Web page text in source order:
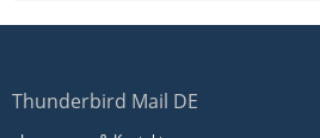
Thunderbird Mail DE